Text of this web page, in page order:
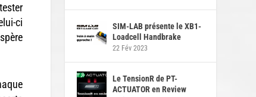
ci
SIM-LAB présente le XB1-
Loadcell Handbrake
22 Fév 2023
Le TensionR de PT-
ACTUATOR en Review